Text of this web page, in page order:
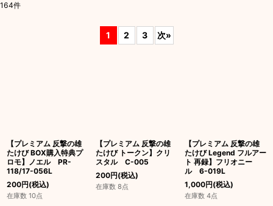
164件
1 2 3 次»
【プレミアム 反撃の雄
たけび BOX購入特典プ
ロモ】ノエル PR-
118/17-056L
200円(税込)
在庫数 10点
【プレミアム 反撃の雄
たけび トークン】クリ
スタル C-005
200円(税込)
在庫数 8点
【プレミアム 反撃の雄
たけび Legend フルアー
ト 再録】フリオニー
ル 6-019L
1,000円(税込)
在庫数 4点